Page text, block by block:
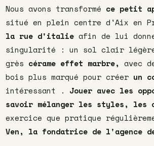
Nous avons transformé ce petit
situé en plein centre d'Aix en
la rue d'italie afin de lui
singularité : un sol clair
grès cérame effet marbre, avec
bois plus marqué pour créer un
intéressant . Jouer avec les
savoir mélanger les styles, les
exercice que pratique
Ven, la fondatrice de l'agence